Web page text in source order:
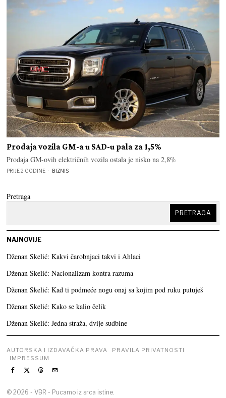
Prodaja vozila GM-a u SAD-u pala za 1,5%
Prodaja GM-ovih električnih vozila ostala je nisko na 2,8%
PRIJE 2 GODINE BIZNIS
Pretraga
PRETRAGA
NAJNOVIJE
Dženan Skelić: Kakvi čarobnjaci takvi i Ahlaci
Dženan Skelić: Nacionalizam kontra razuma
Dženan Skelić: Kad ti podmeće nogu onaj sa kojim pod ruku putuješ
Dženan Skelić: Kako se kalio čelik
Dženan Skelić: Jedna straža, dvije sudbine
AUTORSKA I IZDAVAČKA PRAVA
PRAVILA PRIVATNOSTI
IMPRESSUM
©2026 - VBR - Pucamo iz srca istine.